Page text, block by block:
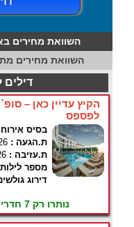
השוואת מחירים
השוואת מחירים
דילים
הקיץ עדיין כאן –
לפספס
בסיס
ת.הגעה : 7.8.26, יום שישי
ת.עזיבה : 9.8.26, יום ראשון
מספר
דירוג
נותרו רק 7 חדרים למבצע זה !